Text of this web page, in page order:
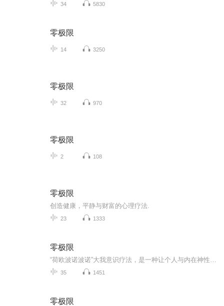
34 5830
零极限
14 3250
零极限
32 970
零极限
2 108
零极限
创造健康，平静与财富的心理疗法.
23 1333
零极限
35 1451
零极限